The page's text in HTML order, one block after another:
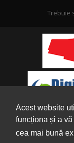
Acest website
funcționa și a
cea mai bună
Trebuie